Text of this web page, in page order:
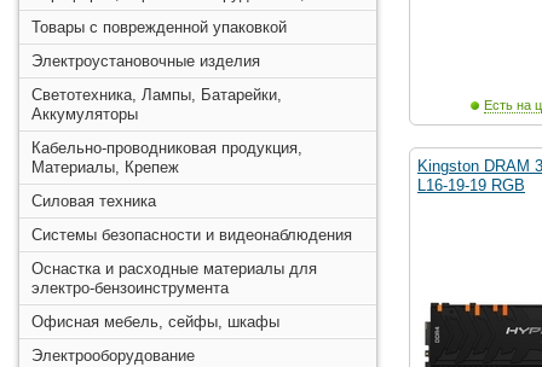
Товары с поврежденной упаковкой
Электроустановочные изделия
Светотехника, Лампы, Батарейки,
Аккумуляторы
Кабельно-проводниковая продукция,
Материалы, Крепеж
Силовая техника
Системы безопасности и видеонаблюдения
Оснастка и расходные материалы для
электро-бензоинструмента
Офисная мебель, сейфы, шкафы
Электрооборудование
Есть на
Kingston DRAM
L16-19-19 RGB